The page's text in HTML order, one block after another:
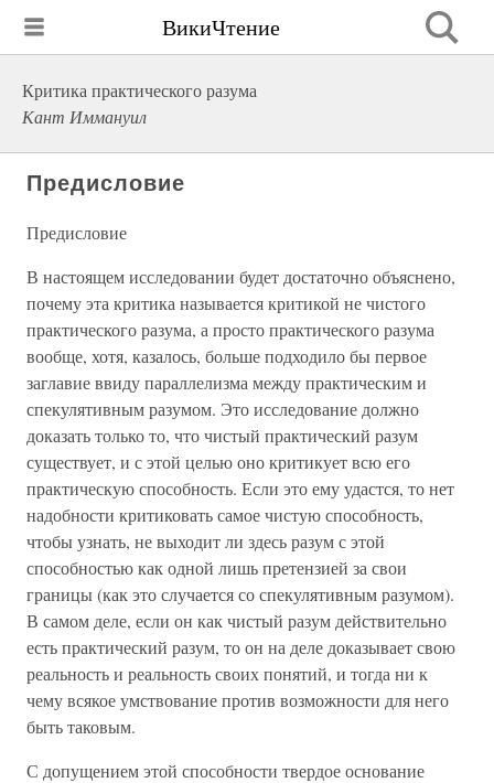
ВикиЧтение
Критика практического разума
Кант Иммануил
Предисловие
Предисловие
В настоящем исследовании будет достаточно объяснено,
почему эта критика называется критикой не чистого
практического разума, а просто практического разума
вообще, хотя, казалось, больше подходило бы первое
заглавие ввиду параллелизма между практическим и
спекулятивным разумом. Это исследование должно
доказать только то, что чистый практический разум
существует, и с этой целью оно критикует всю его
практическую способность. Если это ему удастся, то нет
надобности критиковать самое чистую способность,
чтобы узнать, не выходит ли здесь разум с этой
способностью как одной лишь претензией за свои
границы (как это случается со спекулятивным разумом).
В самом деле, если он как чистый разум действительно
есть практический разум, то он на деле доказывает свою
реальность и реальность своих понятий, и тогда ни к
чему всякое умствование против возможности для него
быть таковым.
С допущением этой способности твердое основание